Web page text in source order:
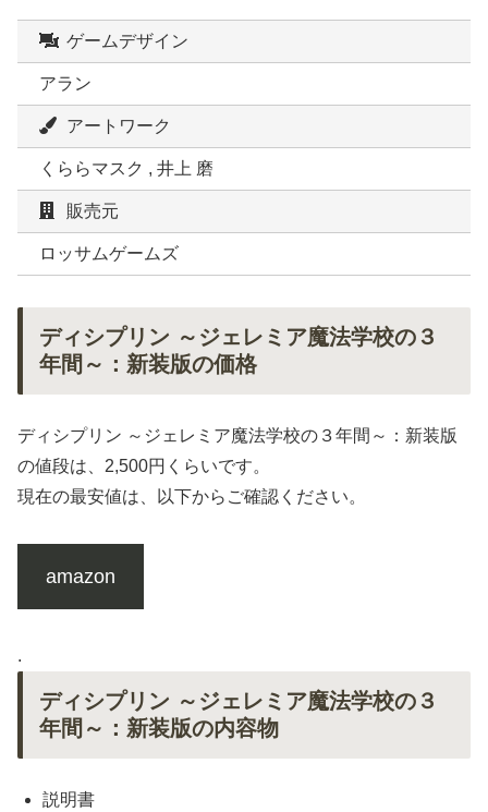
ゲームデザイン
アラン
アートワーク
くららマスク , 井上 磨
販売元
ロッサムゲームズ
ディシプリン ～ジェレミア魔法学校の３
年間～：新装版の価格
ディシプリン ～ジェレミア魔法学校の３年間～：新装版
の値段は、2,500円くらいです。
現在の最安値は、以下からご確認ください。
amazon
.
ディシプリン ～ジェレミア魔法学校の３
年間～：新装版の内容物
説明書